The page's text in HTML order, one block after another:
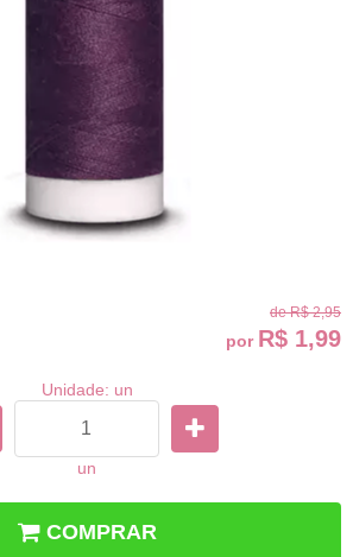
de R$ 2,95
por R$ 1,99
Unidade: un
un
COMPRAR